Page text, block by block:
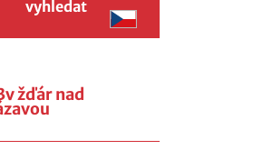
vyhledat
žďár nad